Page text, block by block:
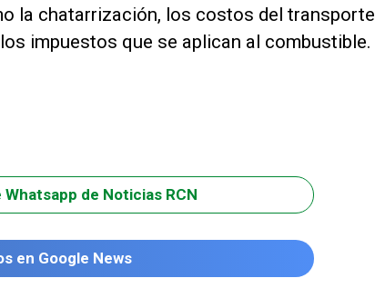
la chatarrización, los costos del transporte
impuestos que se aplican al combustible.
Whatsapp de Noticias RCN
en Google News